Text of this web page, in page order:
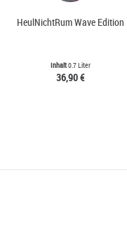
HeulNichtRum Wave Edition
Inhalt0.7 Liter
36,90 €